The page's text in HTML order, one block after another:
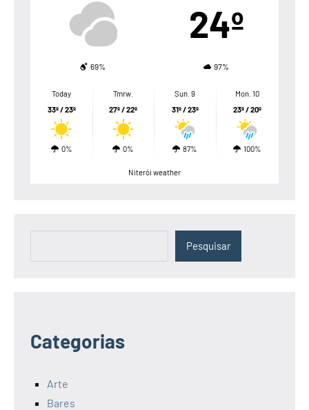
24º
69% 97%
Today
33º / 23º
0%
Tmrw.
27º / 22º
0%
Sun. 9
31º / 23º
87%
Mon. 10
23º / 20º
100%
Niterói weather
Pesquisar
Categorias
Arte
Bares